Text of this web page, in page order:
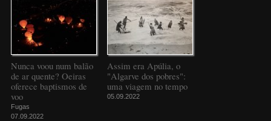
Nunca voou num balão
de ar quente? Oeiras
oferece baptismos de
voo
Fugas
07.09.2022
Assim era Apúlia, o
"Algarve dos pobres":
uma viagem no tempo
05.09.2022